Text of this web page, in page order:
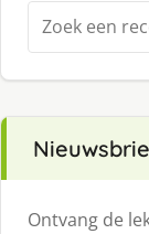
Zoeken
naar:
Ontvang de